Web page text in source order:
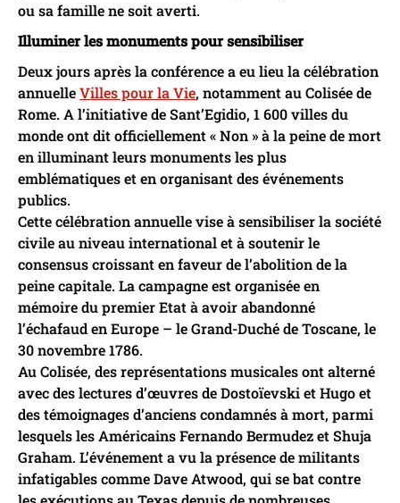
ou sa famille ne soit averti.
Illuminer les monuments pour sensibiliser
Deux jours après la conférence a eu lieu la célébration
annuelleVilles pour la Vie, notamment au Colisée de
Rome. A l’initiative de Sant’Egidio, 1 600 villes du
monde ont dit officiellement « Non » à la peine de mort
en illuminant leurs monuments les plus
emblématiques et en organisant des événements
publics.
Cette célébration annuelle vise à sensibiliser la société
civile au niveau international et à soutenir le
consensus croissant en faveur de l’abolition de la
peine capitale. La campagne est organisée en
mémoire du premier Etat à avoir abandonné
l’échafaud en Europe – le Grand-Duché de Toscane, le
30 novembre 1786.
Au Colisée, des représentations musicales ont alterné
avec des lectures d’œuvres de Dostoïevski et Hugo et
des témoignages d’anciens condamnés à mort, parmi
lesquels les Américains Fernando Bermudez et Shuja
Graham. L’événement a vu la présence de militants
infatigables comme Dave Atwood, qui se bat contre